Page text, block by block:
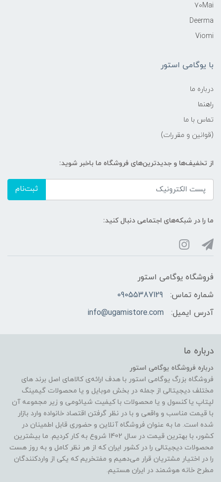
70Mai
Deerma
Viomi
با یوگامی استور
درباره ما
راهنما
تماس با ما
(قوانین و مقررات)
از تخفیف‌ها و جدیدترین‌های فروشگاه ما باخبر شوید:
ثبت‌نام
ما را در شبکه‌های اجتماعی دنبال کنید:
فروشگاه یوگامی استور
شماره تماس:
09055387129
آدرس ایمیل:
info@ugamistore.com
درباره ما
درباره فروشگاه یوگامی استور
فروشگاه بزرگ یوگامی استور با هدف ارائه‌ی کالاهای اصل برند های
مختلف دیجیتالی از جمله در بخش موبایل و یا محصولات گیمینگ
لپتاپ یا کنسول و یا محصولات با کیفیت شیائومی و زیر مجموعه آن
با قیمت مناسب و واقعی و با در نظر گرفتن اقتصاد خانواده وارد بازار
شده است. ما به عنوان فروشگاه آنلاین و حضوری قابل اطمینان در
کشور، با بهترین قیمت در سال 1402 شروع به کار کردیم. ما بیشترین
محصولات دیجیتالی را در کشور ایران که از هر نظر کامل و به روز هست
را در اختیار مشتریان قرار می‌دهیم و مفتخریم که یکی از واردکنندگان
مطرح خانه هوشمند در ایران هستیم.